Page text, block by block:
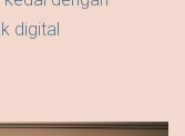
digital